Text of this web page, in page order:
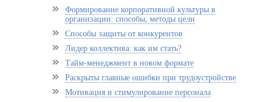
Формирование корпоративной культуры в
организации: способы, методы цели
Способы защиты от конкурентов
Лидер коллектива: как им стать?
Тайм-менеджмент в новом формате
Раскрыты главные ошибки при трудоустройстве
Мотивация и стимулирование персонала